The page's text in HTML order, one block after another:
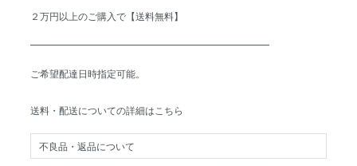
２万円以上のご購入で【送料無料】
━━━━━━━━━━━━━━━━━━━━━━━━━
ご希望配達日時指定可能。
送料・配送についての詳細はこちら
不良品・返品について